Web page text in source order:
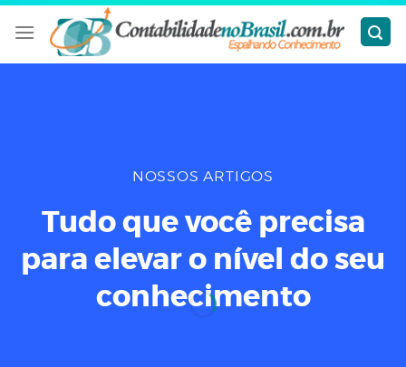
Skip
NOSSOS ARTIGOS
Tudo que você precisa
para elevar o nível do seu
conhecimento